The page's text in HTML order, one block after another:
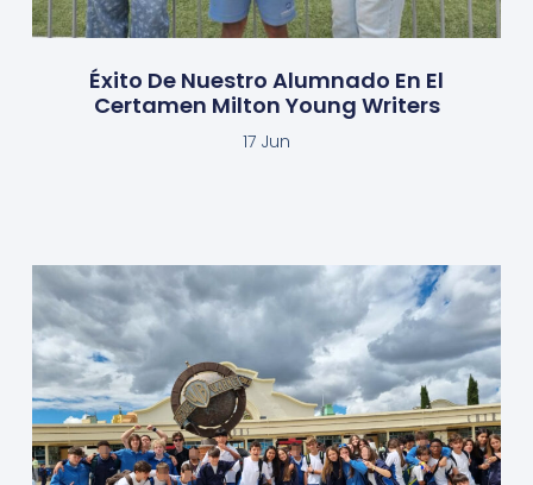
Éxito De Nuestro Alumnado En El
Certamen Milton Young Writers
17 Jun